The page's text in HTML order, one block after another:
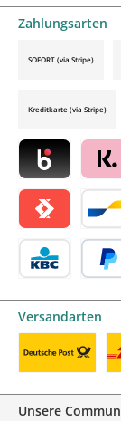
Zahlungsarten
Blik by mollieKlarna
Satispay by mollie
SOFORT (via Stripe)
Kreditkarte (via Stripe)
Versandarten
Unsere